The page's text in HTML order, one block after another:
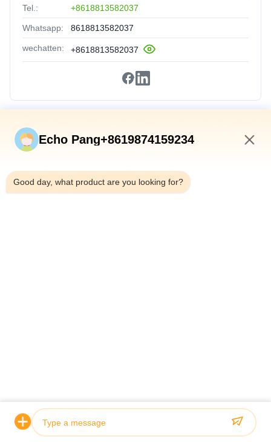
Tel.: +8618813582037
Whatsapp: 8618813582037
wechatten: +8618813582037
Snelkoppelingen
Producten
Over Ons
© 2026 Shenzhen Atnj Communication Technology Co., Ltd.. All Rights
Echo Pang+8619874159234
Good day, what product are you looking for?